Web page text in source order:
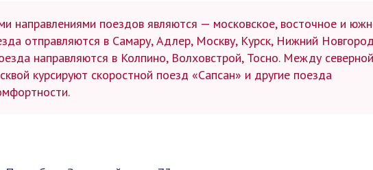
направлениями поездов являются — московское, восточное и
отправляются в Самару, Адлер, Москву, Курск, Нижний
направляются в Колпино, Волховстрой, Тосно. Между северной
курсируют скоростной поезд «Сапсан» и другие поезда